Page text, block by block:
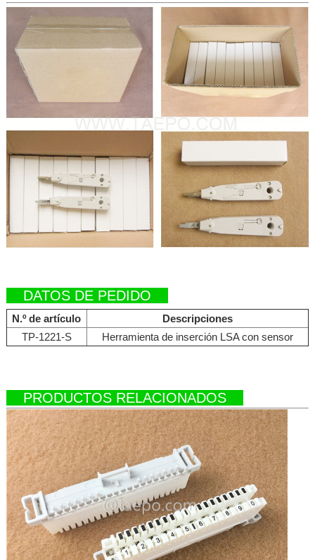
DATOS DE PEDIDO
N.º de artículo
Descripciones
TP-1221-S
Herramienta de inserción LSA con sensor
PRODUCTOS RELACIONADOS